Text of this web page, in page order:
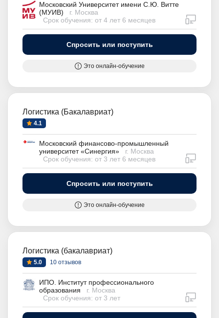
Московский Университет имени С.Ю. Витте
(МУИВ)
г. Москва
Срок обучения: от 4 лет 6 месяцев
Спросить или поступить
Это онлайн-обучение
Логистика (Бакалавриат)
4.1
Московский финансово-промышленный
университет «Синергия»
г. Москва
Срок обучения: от 3 лет 6 месяцев
Спросить или поступить
Это онлайн-обучение
Логистика (бакалавриат)
5.0 10 отзывов
ИПО. Институт профессионального
образования
г. Москва
Срок обучения: от 3 лет